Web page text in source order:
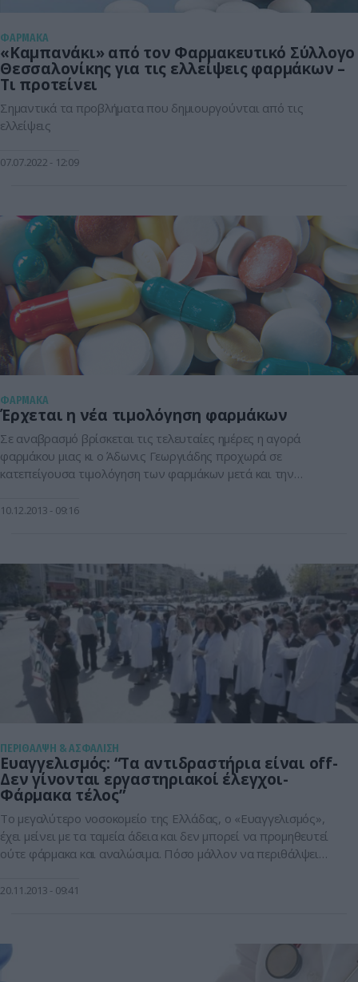
ΦΑΡΜΑΚΑ
«Καμπανάκι» από τον Φαρμακευτικό Σύλλογο
Θεσσαλονίκης για τις ελλείψεις φαρμάκων –
Τι προτείνει
Σημαντικά τα προβλήματα που δημιουργούνται από τις
ελλείψεις
07.07.2022 12:09
ΦΑΡΜΑΚΑ
Έρχεται η νέα τιμολόγηση φαρμάκων
Σε αναβρασμό βρίσκεται τις τελευταίες ημέρες η αγορά
φαρμάκου μιας κι ο Άδωνις Γεωργιάδης προχωρά σε
κατεπείγουσα τιμολόγηση των φαρμάκων μετά και την
γίνει το μήλο της έριδος μεταξύ ΣΥΡΙΖΑ και Άδωνι.
[…]
10.12.2013 09:16
ΠΕΡΙΘΑΛΨΗ & ΑΣΦΑΛΙΣΗ
Ευαγγελισμός: “Τα αντιδραστήρια είναι off-
Δεν γίνονται εργαστηριακοί έλεγχοι-
Φάρμακα τέλος”
Το μεγαλύτερο νοσοκομείο της Ελλάδας, ο «Ευαγγελισμός»,
έχει μείνει με τα ταμεία άδεια και δεν μπορεί να προμηθευτεί
ούτε φάρμακα και αναλώσιμα. Πόσο μάλλον να περιθάλψει
«αντιδραστήρια» βγήκαν «off» και δεν μπορούν να γίνουν
20.11.2013 09:41